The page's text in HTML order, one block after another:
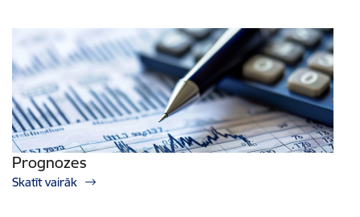
Prognozes
Skatīt vairāk